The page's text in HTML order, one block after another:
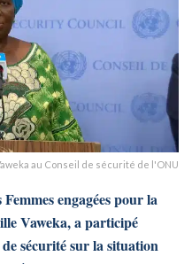
au Conseil de sécurité de l'ONU
engagées pour la
Vaweka, a participé
sécurité sur la situation